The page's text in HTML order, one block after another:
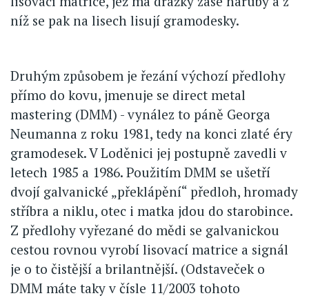
níž se pak na lisech lisují gramodesky.
Druhým způsobem je řezání výchozí předlohy
přímo do kovu, jmenuje se direct metal
mastering (DMM) - vynález to páně Georga
Neumanna z roku 1981, tedy na konci zlaté éry
gramodesek. V Loděnici jej postupně zavedli v
letech 1985 a 1986. Použitím DMM se ušetří
dvojí galvanické „překlápění“ předloh, hromady
stříbra a niklu, otec i matka jdou do starobince.
Z předlohy vyřezané do mědi se galvanickou
cestou rovnou vyrobí lisovací matrice a signál
je o to čistější a brilantnější. (Odstaveček o
DMM máte taky v čísle 11/2003 tohoto